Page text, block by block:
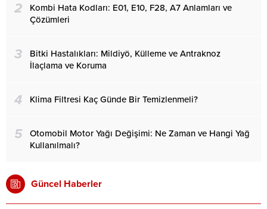
2
Kombi Hata Kodları: E01, E10, F28, A7 Anlamları ve
Çözümleri
3
Bitki Hastalıkları: Mildiyö, Külleme ve Antraknoz
İlaçlama ve Koruma
4 Klima Filtresi Kaç Günde Bir Temizlenmeli?
5
Otomobil Motor Yağı Değişimi: Ne Zaman ve Hangi Yağ
Kullanılmalı?
Güncel Haberler